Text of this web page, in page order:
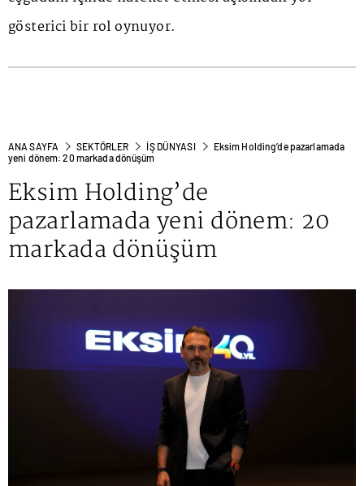
gösterici bir rol oynuyor.
ANA SAYFA SEKTÖRLER İŞ DÜNYASI
Eksim Holding’de pazarlamada
yeni dönem: 20 markada dönüşüm
Eksim Holding’de
pazarlamada yeni dönem: 20
markada dönüşüm